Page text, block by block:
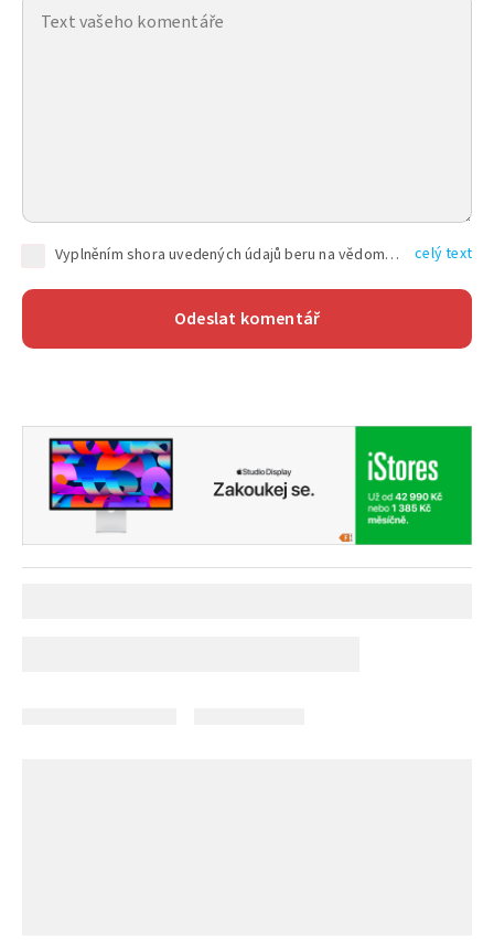
Vyplněním shora uvedených údajů beru na vědomí, že společnost TEXT FACTORY s.r.o., sídlem Brno, Durďákova 336/29, Černá Pole, PSČ: 613 00, IČ: 06157831, zapsané u Krajského soudu v Brně, oddíl C, vložka 100399, bude zpracovávat mé osobní údaje uvedené v rámci mnou vyplněného registračního formuláře na základě oprávněných zájmů TEXT FACTORY s.r.o. dle čl. 6 odst. 1 písm. f) GDPR a pro splnění právních povinností (čl. 6 odst. 1 písm. c) GDPR), a to pro tyto účely: nezbytnost zajistit oprávnění návštěvníka webových stránek provozovaných společností TEXT FACTORY s.r.o. přispívat aktivně ke zveřejněným článkům nebo v rámci diskusních fór a výkon práv TEXT FACTORY s.r.o. jako administrátora těchto diskusních fór. Více informací o zpracování osobních údajů a právech lze nalézt v celý text